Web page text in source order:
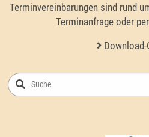
Terminvereinbarungen sind rund
Terminanfrage oder per
Download-